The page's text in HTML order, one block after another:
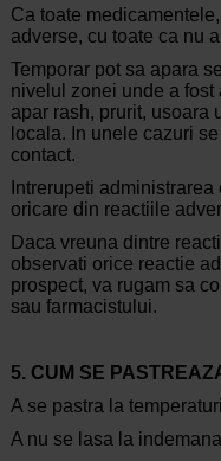
Ca toate
adverse, cu toate ca nu
Temporar pot sa apara
nivelul zonei unde a
apar rash, prurit, usoara
locala. In unele cazuri
contact.
Intrerupeti
oricare din reactiile
Daca vreuna dintre
observati orice reactie
prospect, va rugam sa
sau farmacistului.
5. CUM SE
A se pastra la
A nu se lasa la